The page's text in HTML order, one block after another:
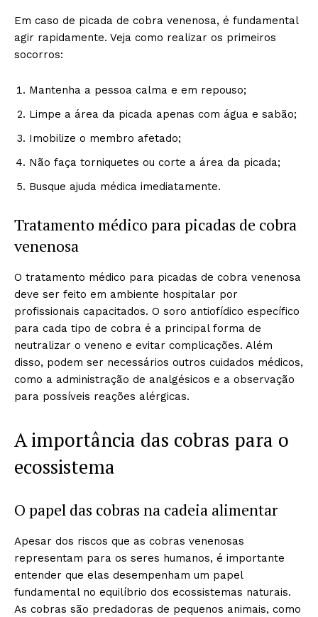
Em caso de picada de cobra venenosa, é fundamental
agir rapidamente. Veja como realizar os primeiros
socorros:
Mantenha a pessoa calma e em repouso;
Limpe a área da picada apenas com água e sabão;
Imobilize o membro afetado;
Não faça torniquetes ou corte a área da picada;
Busque ajuda médica imediatamente.
Tratamento médico para picadas de cobra
venenosa
O tratamento médico para picadas de cobra venenosa
deve ser feito em ambiente hospitalar por
profissionais capacitados. O soro antiofídico específico
para cada tipo de cobra é a principal forma de
neutralizar o veneno e evitar complicações. Além
disso, podem ser necessários outros cuidados médicos,
como a administração de analgésicos e a observação
para possíveis reações alérgicas.
A importância das cobras para o
ecossistema
O papel das cobras na cadeia alimentar
Apesar dos riscos que as cobras venenosas
representam para os seres humanos, é importante
entender que elas desempenham um papel
fundamental no equilíbrio dos ecossistemas naturais.
As cobras são predadoras de pequenos animais, como